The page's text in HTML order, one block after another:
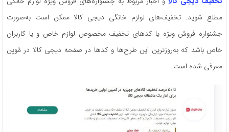
مطلع شوید. تخفیف‌های لوازم خانگی دیجی‌ کالا ممکن است به‌صورت
جشنواره فروش ویژه یا کدهای تخفیف مخصوص لوازم خاص و یا کاربران
خاص باشد که به‌روزترین این طرح‌ها و کدها در صفحه دیجی‌ کالا در مُوپن
معرفی شده است.